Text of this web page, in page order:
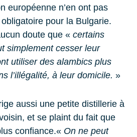
européenne n’en ont pas
pour la Bulgarie.
doute que « certains
simplement cesser leur
utiliser des alambics plus
l’illégalité, à leur domicile. »
aussi une petite distillerie à
et se plaint du fait que
confiance.« On ne peut